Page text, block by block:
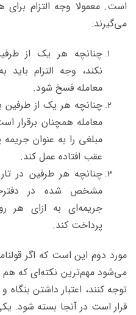
است. معمولا وجه التزام
می‌گیرند:
چنانچه هر یک از
نکند، وجه التزام
معامله فسخ شود.
چنانچه هر یک از طرفین
معامله همچنان برقرار
مبلغی را به عنوان
عقب افتاده عمل کند.
چنانچه هر طرفین در
مشخص شده در
جریمه‌ای به ازای هر
پرداخت کند.
مورد دوم این است که اگر
می‌شود مهم‌ترین نکته‌ای که هم
توجه کنند، اعتبار داشتن
قرار است در آنجا بسته شود.